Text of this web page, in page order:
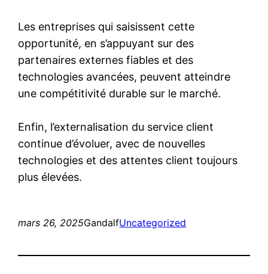
Les entreprises qui saisissent cette
opportunité, en s’appuyant sur des
partenaires externes fiables et des
technologies avancées, peuvent atteindre
une compétitivité durable sur le marché.
Enfin, l’externalisation du service client
continue d’évoluer, avec de nouvelles
technologies et des attentes client toujours
plus élevées.
mars 26, 2025GandalfUncategorized